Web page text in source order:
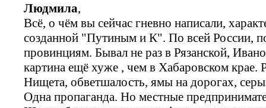
Людмила,
Всё, о чём вы сейчас гневно написали,
созданной "Путиным и К". По всей России,
провинциям. Бывал не раз в Рязанской,
картина ещё хуже , чем в Хабаровском крае.
Нищета, обветшалость, ямы на дорогах,
Одна пропаганда. Но местные